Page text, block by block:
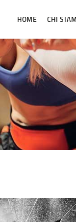
HOME CHI